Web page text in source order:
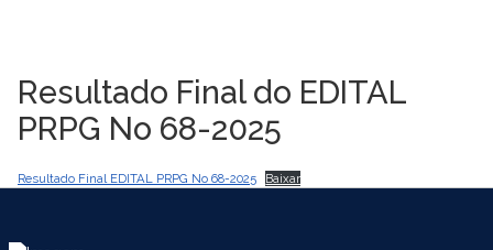
Resultado Final do EDITAL
PRPG No 68-2025
Resultado Final EDITAL PRPG No 68-2025 Baixar